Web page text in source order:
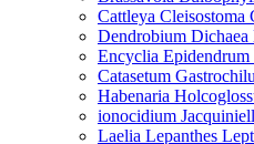
Cattleya Cleisostoma
Dendrobium Dichaea
Encyclia Epidendrum
Catasetum
Habenaria
ionocidium
Laelia Lepanthes